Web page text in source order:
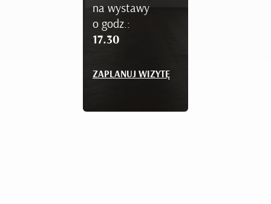
na wystawy
o godz.:
17.30
ZAPLANUJ WIZYTĘ